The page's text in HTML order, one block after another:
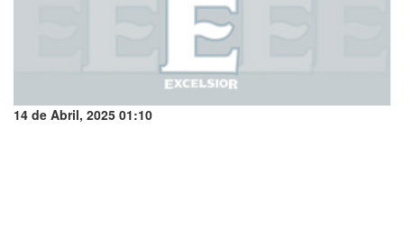
14 de Abril, 2025 01:10